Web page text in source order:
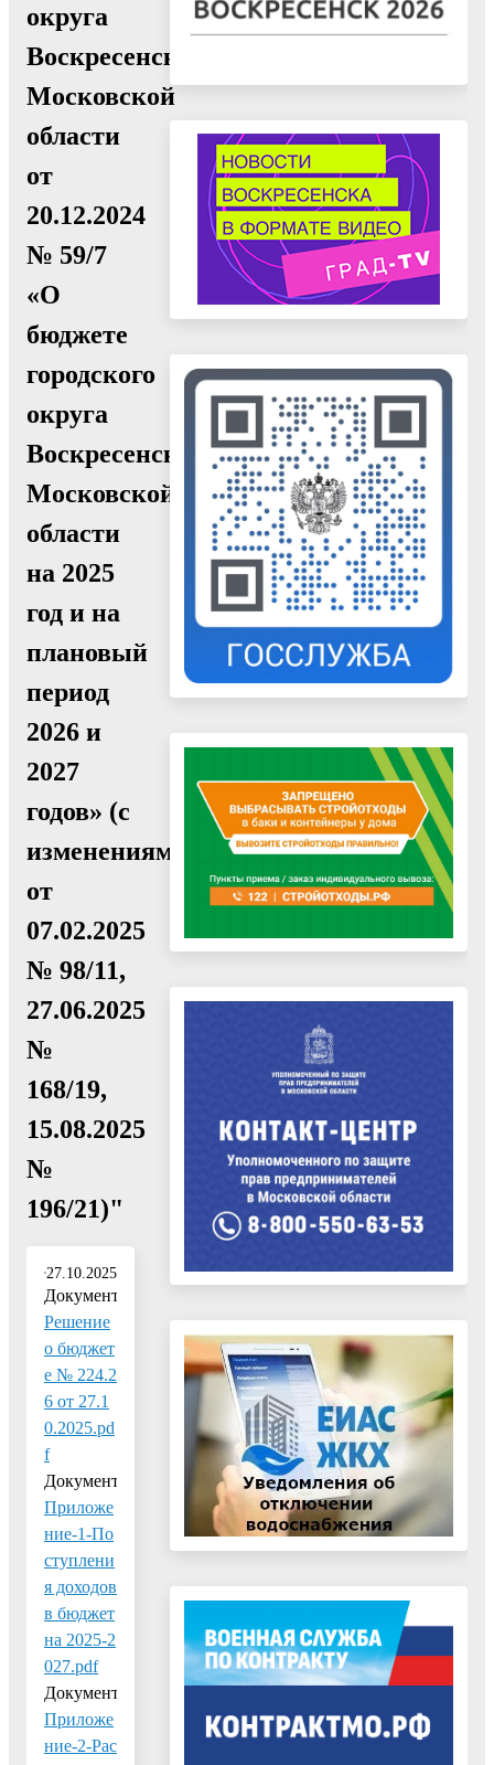
округа
Воскресенск
Московской
области
от
20.12.2024
№ 59/7
«О
бюджете
городского
округа
Воскресенск
Московской
области
на 2025
год и на
плановый
период
2026 и
2027
годов» (с
изменениями
от
07.02.2025
№ 98/11,
27.06.2025
№
168/19,
15.08.2025
№
196/21)"
27.10.2025
Документ:
Решение
о бюджет
е № 224.2
6 от 27.1
0.2025.pd
f
Документ:
Приложе
ние-1-По
ступлени
я доходов
в бюджет
на 2025-2
027.pdf
Документ:
Приложе
ние-2-Рас